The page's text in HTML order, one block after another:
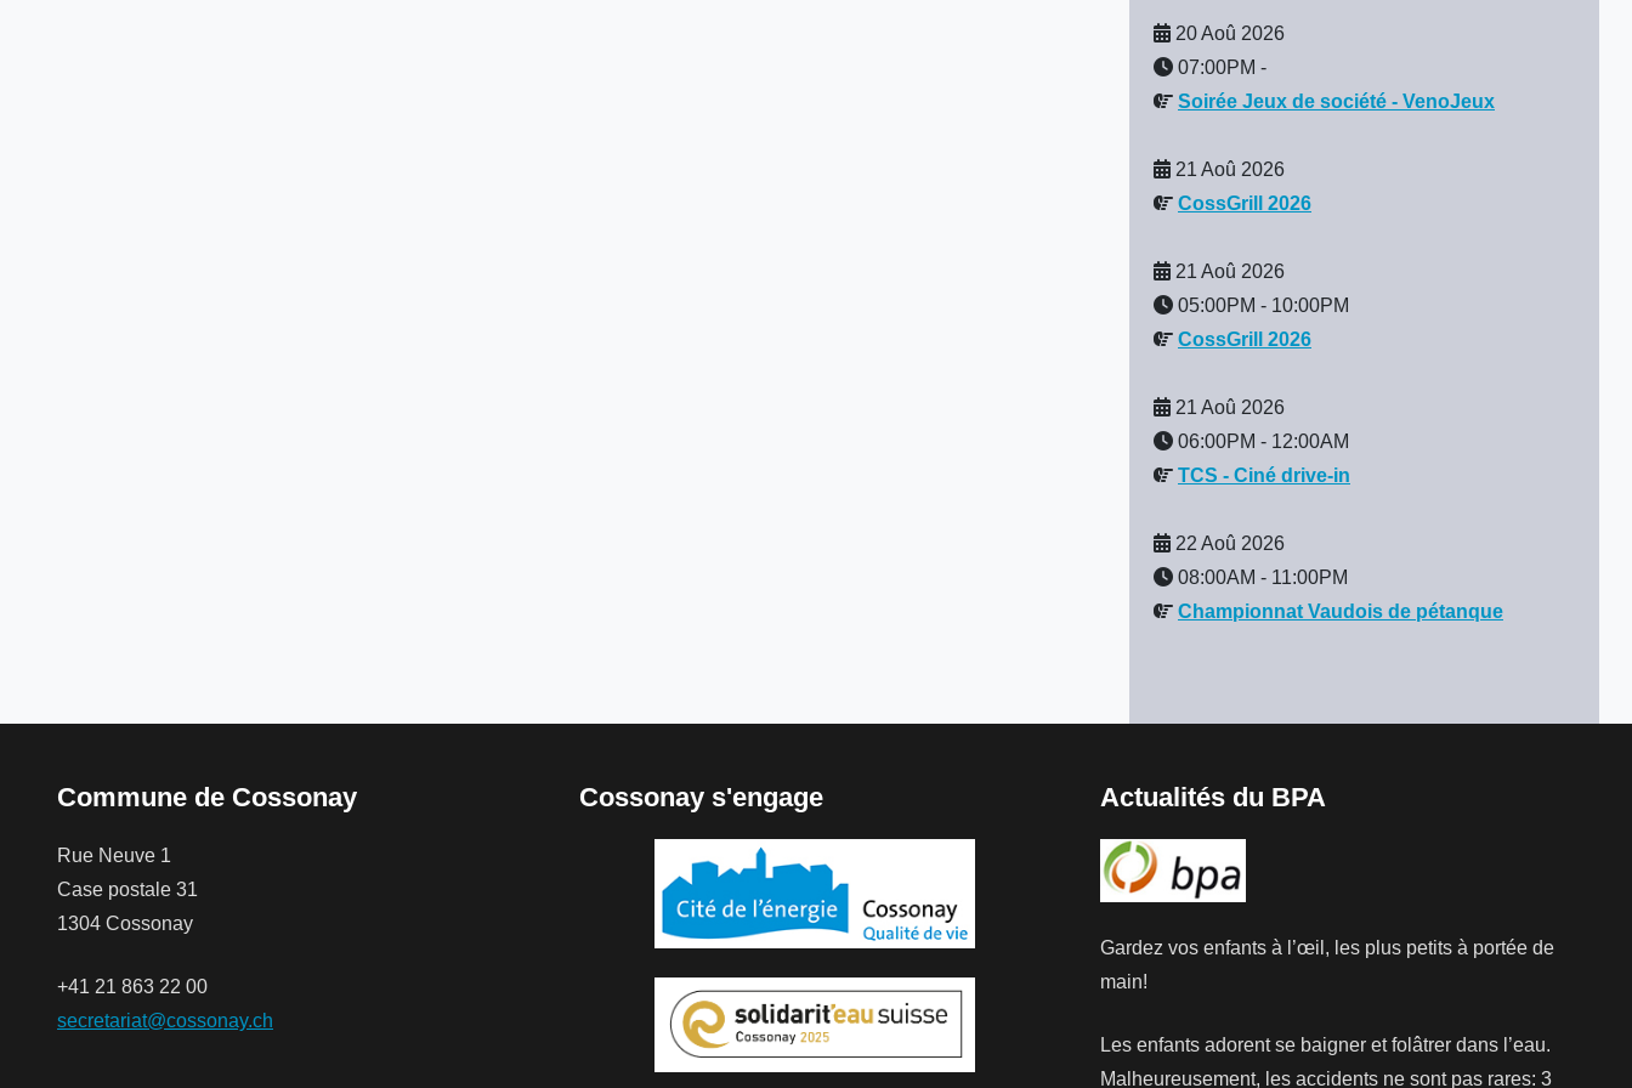
20 Aoû 2026
07:00PM -
Soirée Jeux de société - VenoJeux
21 Aoû 2026
CossGrill 2026
21 Aoû 2026
05:00PM - 10:00PM
CossGrill 2026
21 Aoû 2026
06:00PM - 12:00AM
TCS - Ciné drive-in
22 Aoû 2026
08:00AM - 11:00PM
Championnat Vaudois de pétanque
Commune de Cossonay
Rue Neuve 1
Case postale 31
1304 Cossonay
+41 21 863 22 00
secretariat@cossonay.ch
Cossonay s'engage Actualités du BPA
Gardez vos enfants à l’œil, les plus petits à portée de
main!
Les enfants adorent se baigner et folâtrer dans l’eau.
Malheureusement, les accidents ne sont pas rares: 3